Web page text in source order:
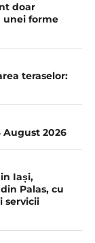
doar
unei forme
teraselor:
August 2026
Iași,
Palas, cu
servicii